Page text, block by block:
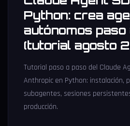
Python: crea
autónomos paso
(tutorial agosto
Tutorial paso a paso del Claude
Anthropic en Python: instalación,
subagentes, sesiones
producción.